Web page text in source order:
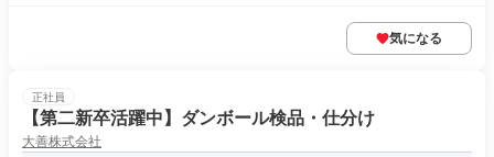
気になる
正社員
【第二新卒活躍中】ダンボール検品・仕分け
大善株式会社